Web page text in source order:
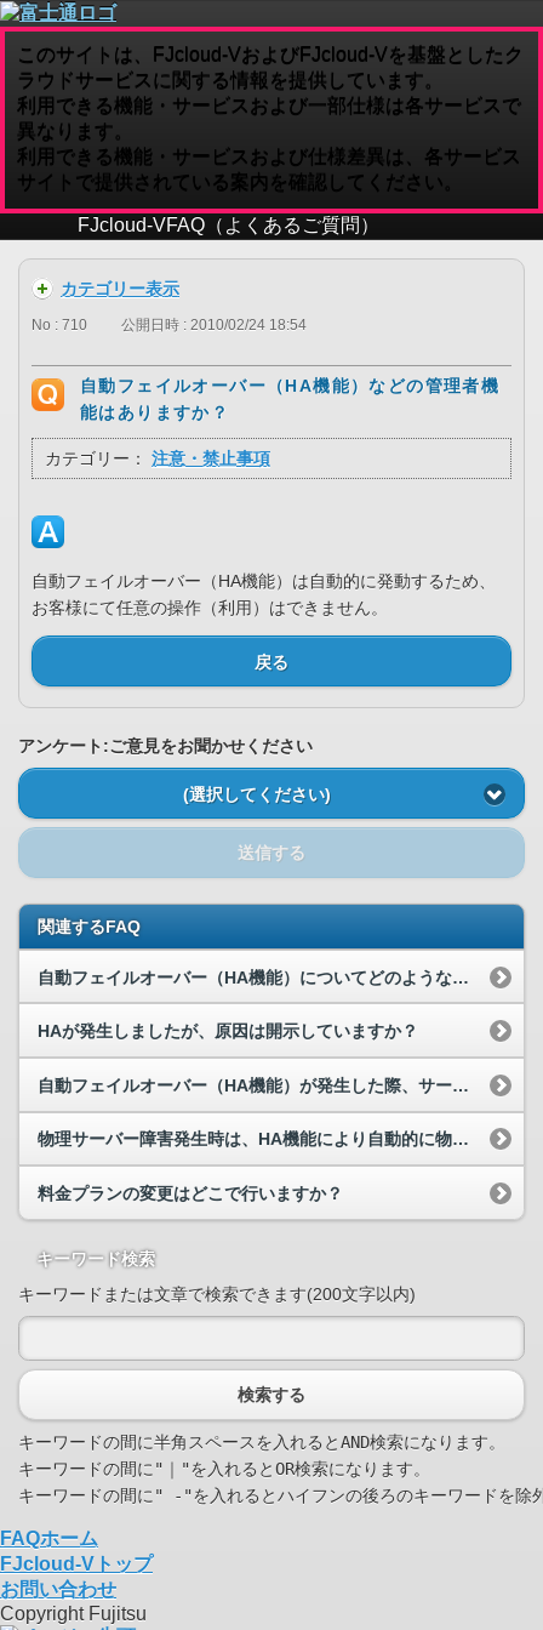
このサイトは、FJcloud-VおよびFJcloud-Vを基盤としたク
ラウドサービスに関する情報を提供しています。
利用できる機能・サービスおよび一部仕様は各サービスで
異なります。
利用できる機能・サービスおよび仕様差異は、各サービス
サイトで提供されている案内を確認してください。
FJcloud-VFAQ（よくあるご質問）
カテゴリー表示
No : 710 公開日時 : 2010/02/24 18:54
自動フェイルオーバー（HA機能）などの管理者機
能はありますか？
カテゴリー： 注意・禁止事項
自動フェイルオーバー（HA機能）は自動的に発動するため、
お客様にて任意の操作（利用）はできません。
戻る
アンケート:ご意見をお聞かせください
(選択してください)
送信する
関連するFAQ
自動フェイルオーバー（HA機能）についてどのようなものか教えてください。
HAが発生しましたが、原因は開示していますか？
自動フェイルオーバー（HA機能）が発生した際、サーバーのIPアドレスは変わりますか？
物理サーバー障害発生時は、HA機能により自動的に物理サーバーの切り替わりが行われますか？切り替わり時間はどの程度ですか？
料金プランの変更はどこで行いますか？
キーワード検索
キーワードまたは文章で検索できます(200文字以内)
検索する
キーワードの間に半角スペースを入れるとAND検索になります。
キーワードの間に"｜"を入れるとOR検索になります。
FAQホーム
FJcloud-Vトップ
お問い合わせ
Copyright Fujitsu